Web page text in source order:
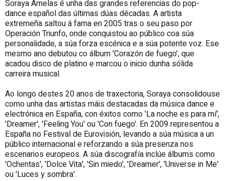
Soraya Arnelas é unha das grandes referencias do pop-
dance español das últimas dúas décadas. A artista
extremeña saltou á fama en 2005 tras o seu paso por
Operación Triunfo, onde conquistou ao público coa súa
personalidade, a súa forza escénica e a súa potente voz. Ese
mesmo ano debutou co álbum 'Corazón de fuego', que
acadou disco de platino e marcou o inicio dunha sólida
carreira musical.
Ao longo destes 20 anos de traxectoria, Soraya consolidouse
como unha das artistas máis destacadas da música dance e
electrónica en España, con éxitos como 'La noche es para mí',
'Dreamer', 'Feeling You' ou 'Con fuego'. En 2009 representou a
España no Festival de Eurovisión, levando a súa música a un
público internacional e reforzando a súa presenza nos
escenarios europeos. A súa discografía inclúe álbums como
'Ochentas', 'Dolce Vita', 'Sin miedo', 'Dreamer', 'Universe in Me'
ou 'Luces y sombra'.